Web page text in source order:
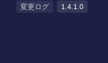
変更ログ 1.4.1.0